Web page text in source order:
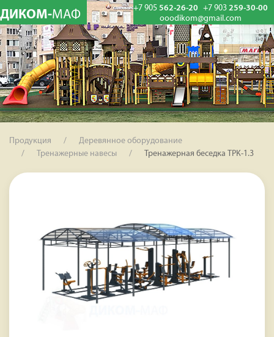
ДИКОМ-МАФ +7 905 562-26-20 +7 903 259-30-00
ooodikom@gmail.com
Продукция
Деревянное оборудование
Тренажерные навесы
Тренажерная беседка ТРК-1.3